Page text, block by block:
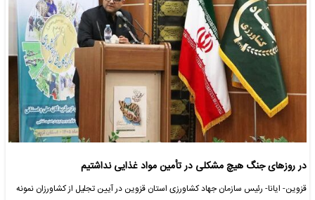
در روزهای جنگ هیچ مشکلی در تأمین مواد غذایی نداشتیم
قزوین- ایانا- رئیس سازمان جهاد کشاورزی استان قزوین در آیین تجلیل از کشاورزان نمونه